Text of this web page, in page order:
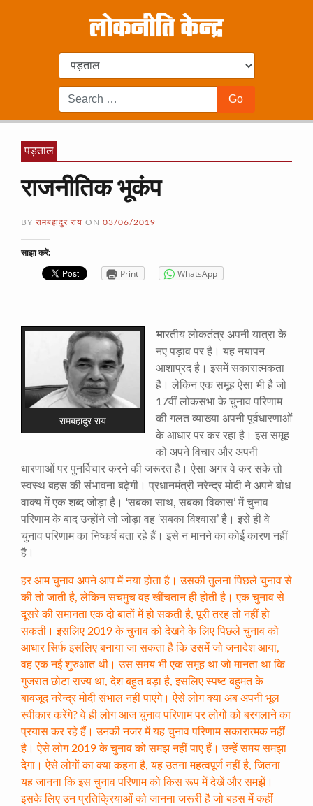
पड़ताल
राजनीतिक भूकंप
BY रामबहादुर राय ON 03/06/2019
साझा करें:
Print WhatsApp
रामबहादुर राय
भारतीय लोकतंत्र अपनी यात्रा के
नए पड़ाव पर है। यह नयापन
आशाप्रद है। इसमें सकारात्मकता
है। लेकिन एक समूह ऐसा भी है जो
17वीं लोकसभा के चुनाव परिणाम
की गलत व्याख्या अपनी पूर्वधारणाओं
के आधार पर कर रहा है। इस समूह
को अपने विचार और अपनी
धारणाओं पर पुनर्विचार करने की जरूरत है। ऐसा अगर वे कर सके तो
स्वस्थ बहस की संभावना बढ़ेगी। प्रधानमंत्री नरेन्द्र मोदी ने अपने बोध
वाक्य में एक शब्द जोड़ा है। ‘सबका साथ, सबका विकास’ में चुनाव
परिणाम के बाद उन्होंने जो जोड़ा वह ‘सबका विश्वास’ है। इसे ही वे
चुनाव परिणाम का निष्कर्ष बता रहे हैं। इसे न मानने का कोई कारण नहीं
है।
हर आम चुनाव अपने आप में नया होता है। उसकी तुलना पिछले चुनाव से
की तो जाती है, लेकिन सचमुच वह खींचतान ही होती है। एक चुनाव से
दूसरे की समानता एक दो बातों में हो सकती है, पूरी तरह तो नहीं हो
सकती। इसलिए 2019 के चुनाव को देखने के लिए पिछले चुनाव को
आधार सिर्फ इसलिए बनाया जा सकता है कि उसमें जो जनादेश आया,
वह एक नई शुरुआत थी। उस समय भी एक समूह था जो मानता था कि
गुजरात छोटा राज्य था, देश बहुत बड़ा है, इसलिए स्पष्ट बहुमत के
बावजूद नरेन्द्र मोदी संभाल नहीं पाएंगे। ऐसे लोग क्या अब अपनी भूल
स्वीकार करेंगे? वे ही लोग आज चुनाव परिणाम पर लोगों को बरगलाने का
प्रयास कर रहे हैं। उनकी नजर में यह चुनाव परिणाम सकारात्मक नहीं
है। ऐसे लोग 2019 के चुनाव को समझ नहीं पाए हैं। उन्हें समय समझा
देगा। ऐसे लोगों का क्या कहना है, यह उतना महत्वपूर्ण नहीं है, जितना
यह जानना कि इस चुनाव परिणाम को किस रूप में देखें और समझें।
इसके लिए उन प्रतिक्रियाओं को जानना जरूरी है जो बहस में कहीं